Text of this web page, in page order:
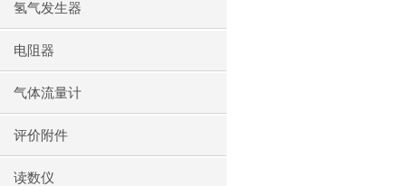
氢气发生器
电阻器
气体流量计
评价附件
读数仪